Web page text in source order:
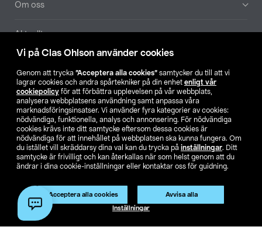
Vi på Clas Ohlson använder cookies
Genom att trycka ”Acceptera alla cookies” samtycker du till att vi
lagrar cookies och andra spårtekniker på din enhet enligt vår
cookiepolicy för att förbättra upplevelsen på vår webbplats,
analysera webbplatsens användning samt anpassa våra
marknadsföringsinsatser. Vi använder fyra kategorier av cookies:
nödvändiga, funktionella, analys och annonsering. För nödvändiga
cookies krävs inte ditt samtycke eftersom dessa cookies är
nödvändiga för att innehållet på webbplatsen ska kunna fungera. Om
du istället vill skräddarsy dina val kan du trycka på inställningar. Ditt
samtycke är frivilligt och kan återkallas när som helst genom att du
ändrar i dina cookie-inställningar eller kontaktar oss för guidning.
Acceptera alla cookies Avvisa alla
Inställningar
Om oss
Aktuellt
Hitta butik
SE NO FI
Köpvillkor Privacy statement Klubbvillkor
För företag
Ändra till priser exklusive moms